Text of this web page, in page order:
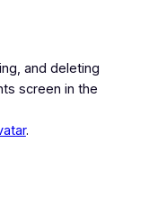
and deleting
screen in the
.